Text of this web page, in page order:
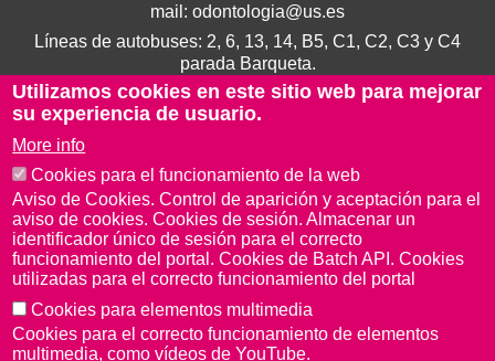
mail: odontologia@us.es
Líneas de autobuses: 2, 6, 13, 14, B5, C1, C2, C3 y C4
parada Barqueta.
Aviso Legal Protección de datos
© Copyright 2022 Universidad de Sevilla
Utilizamos cookies en este sitio web para mejorar
su experiencia de usuario.
More info
Cookies para el funcionamiento de la web
Aviso de Cookies. Control de aparición y aceptación para el
aviso de cookies. Cookies de sesión. Almacenar un
identificador único de sesión para el correcto
funcionamiento del portal. Cookies de Batch API. Cookies
utilizadas para el correcto funcionamiento del portal
Cookies para elementos multimedia
Cookies para el correcto funcionamiento de elementos
multimedia, como vídeos de YouTube.